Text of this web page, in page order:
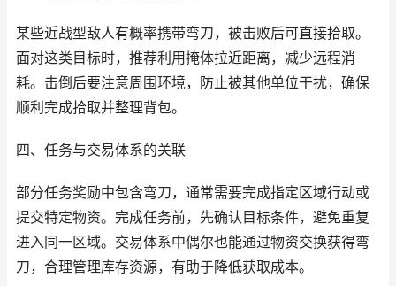
某些近战型敌人有概率携带弯刀，被击败后可直接拾取。
面对这类目标时，推荐利用掩体拉近距离，减少远程消
耗。击倒后要注意周围环境，防止被其他单位干扰，确保
顺利完成拾取并整理背包。
四、任务与交易体系的关联
部分任务奖励中包含弯刀，通常需要完成指定区域行动或
提交特定物资。完成任务前，先确认目标条件，避免重复
进入同一区域。交易体系中偶尔也能通过物资交换获得弯
刀，合理管理库存资源，有助于降低获取成本。